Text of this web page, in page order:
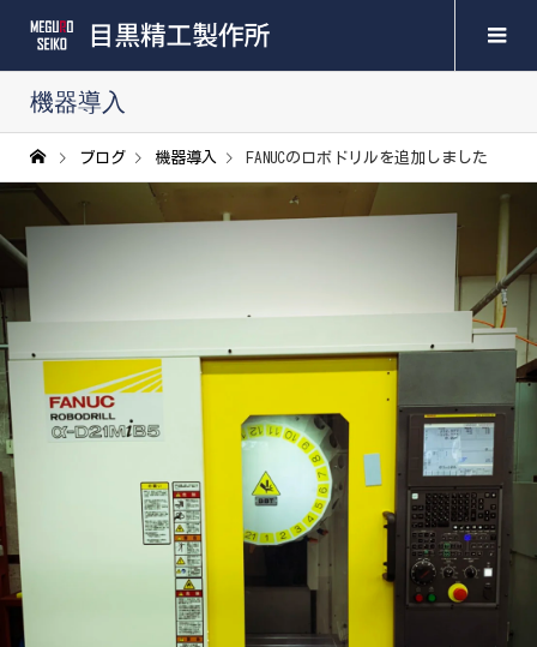
機器導入
ブログ 機器導入 FANUCのロボドリルを追加しました